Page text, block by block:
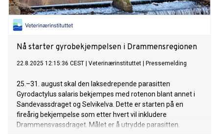
Nå starter gyrobekjempelsen i Drammensregionen
22.8.2025 12:15:36 CEST Veterinærinstituttet Pressemelding
25.–31. august skal den laksedrepende parasitten
Gyrodactylus salaris bekjempes med rotenon blant annet i
Sandevassdraget og Selvikelva. Dette er starten på en
fireårig bekjempelse som etter hvert vil inkludere
Drammensvassdraget. Målet er å utrydde parasitten.